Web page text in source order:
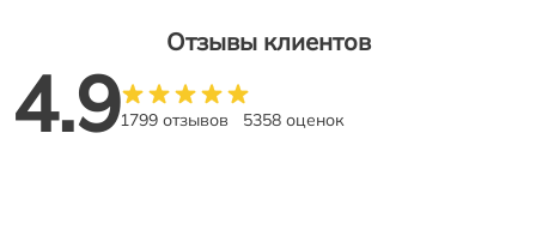
Отзывы клиентов
4.91799 отзывов 5358 оценок